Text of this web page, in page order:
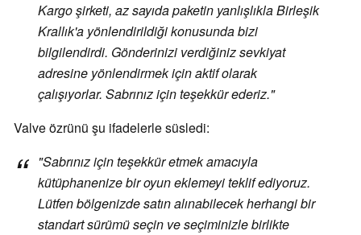
Kargo şirketi, az sayıda paketin yanlışlıkla Birleşik
Krallık'a yönlendirildiği konusunda bizi
bilgilendirdi. Gönderinizi verdiğiniz sevkiyat
adresine yönlendirmek için aktif olarak
çalışıyorlar. Sabrınız için teşekkür ederiz."
Valve özrünü şu ifadelerle süsledi:
"Sabrınız için teşekkür etmek amacıyla
kütüphanenize bir oyun eklemeyi teklif ediyoruz.
Lütfen bölgenizde satın alınabilecek herhangi bir
standart sürümü seçin ve seçiminizle birlikte